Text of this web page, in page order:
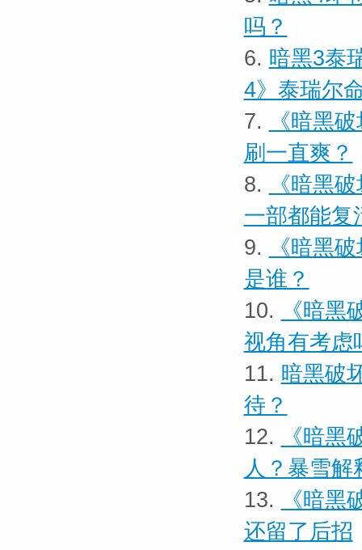
吗？
6. 暗黑3泰
4》泰瑞尔
7.
《暗黑
刷一直爽？
8.
《暗黑
一部都能复
9.
《暗黑
是谁？
10.
《暗
视角有考虑
11. 暗黑破
待？
12.
《暗
人？暴雪解
13.
《暗
还留了后招